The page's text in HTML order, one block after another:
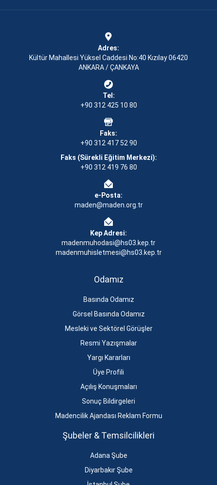
Adres:
Kültür Mahallesi Yüksel Caddesi No:40 Kızılay 06420
ANKARA / ÇANKAYA
Tel:
+90 312 425 10 80
Faks:
+90 312 417 52 90
Faks (Sürekli Eğitim Merkezi):
+90 312 419 76 80
e-Posta:
maden@maden.org.tr
Kep Adresi:
madenmuhodasi@hs03.kep.tr
madenmuhisletmesi@hs03.kep.tr
Odamız
Basında Odamız
Görsel Basında Odamız
Mesleki ve Sektörel Görüşler
Resmi Yazışmalar
Yargı Kararları
Üye Profili
Açılış Konuşmaları
Sonuç Bildirgeleri
Madencilik Ajandası Reklam Formu
Şubeler & Temsilcilikleri
Adana Şube
Diyarbakır Şube